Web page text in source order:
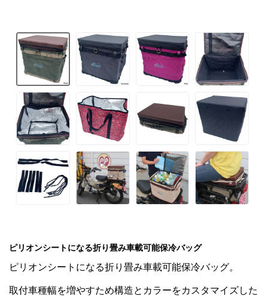
ピリオンシートになる折り畳み車載可能保冷バッグ
ピリオンシートになる折り畳み車載可能保冷バッグ。
取付車種幅を増やすため構造とカラーをカスタマイズした